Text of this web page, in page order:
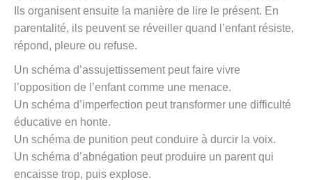
Ils organisent ensuite la manière de lire le présent. En
parentalité, ils peuvent se réveiller quand l’enfant résiste,
répond, pleure ou refuse.
Un schéma d’assujettissement peut faire vivre
l’opposition de l’enfant comme une menace.
Un schéma d’imperfection peut transformer une difficulté
éducative en honte.
Un schéma de punition peut conduire à durcir la voix.
Un schéma d’abnégation peut produire un parent qui
encaisse trop, puis explose.